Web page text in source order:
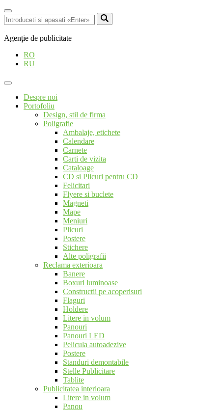
Agenție de publicitate
RO
RU
Despre noi
Portofoliu
Design, stil de firma
Poligrafie
Ambalaje, etichete
Calendare
Carnete
Carti de vizita
Cataloage
CD si Plicuri pentru CD
Felicitari
Flyere si buclete
Magneti
Mape
Meniuri
Plicuri
Postere
Stichere
Alte poligrafii
Reclama exterioara
Banere
Boxuri luminoase
Constructii pe acoperisuri
Flaguri
Holdere
Litere in volum
Panouri
Panouri LED
Pelicula autoadezive
Postere
Standuri demontabile
Stelle Publicitare
Tablite
Publicitatea interioara
Litere in volum
Panou